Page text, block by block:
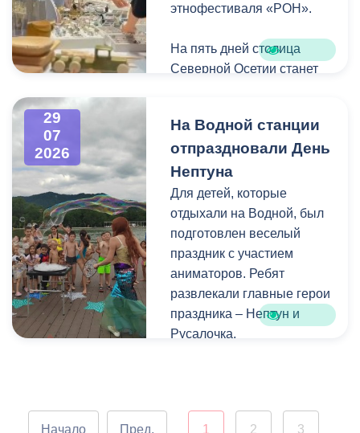
удостоверением может
которого он оформлен.
Владикавказа обещала,
что льгота сохранится и
будет предоставляться в
рамках нового
нормативного порядка.
Изменения были связаны
с тем, что в начале 2026
года полномочия по
организации
пассажирских перевозок
перешли в
этнофестиваля «РОН».
На пять дней столица
Северной Осетии станет
богатейшее культурное
наследие нашей великой
России.
29
07
2026
На Водной станции
отпраздновали День
Нептуна
Для детей, которые
отдыхали на Водной, был
подготовлен веселый
праздник с участием
аниматоров. Ребят
развлекали главные герои
праздника – Нептун и
Русалочка.
Цгоев, празднование Дня
Начало Пред. 1 2 3